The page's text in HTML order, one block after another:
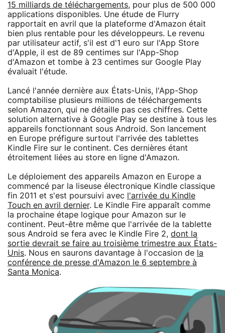
15 milliards de téléchargements, pour plus de 500 000
applications disponibles. Une étude de Flurry
rapportait en avril que la plateforme d'Amazon était
bien plus rentable pour les développeurs. Le revenu
par utilisateur actif, s'il est d'1 euro sur l'App Store
d'Apple, il est de 89 centimes sur l'App-Shop
d'Amazon et tombe à 23 centimes sur Google Play
évaluait l'étude.
Lancé l'année dernière aux États-Unis, l'App-Shop
comptabilise plusieurs millions de téléchargements
selon Amazon, qui ne détaille pas ces chiffres. Cette
solution alternative à Google Play se destine à tous les
appareils fonctionnant sous Android. Son lancement
en Europe préfigure surtout l'arrivée des tablettes
Kindle Fire sur le continent. Ces dernières étant
étroitement liées au store en ligne d'Amazon.
Le déploiement des appareils Amazon en Europe a
commencé par la liseuse électronique Kindle classique
fin 2011 et s'est poursuivi avec
l'arrivée du Kindle
Touch en avril dernier. Le Kindle Fire apparaît comme
la prochaine étape logique pour Amazon sur le
continent. Peut-être même que l'arrivée de la tablette
sous Android se fera avec le Kindle Fire 2, dont la
sortie devrait se faire au troisième trimestre aux États-
Unis. Nous en saurons davantage à l'occasion de la
conférence de presse d'Amazon le 6 septembre à
Santa Monica.